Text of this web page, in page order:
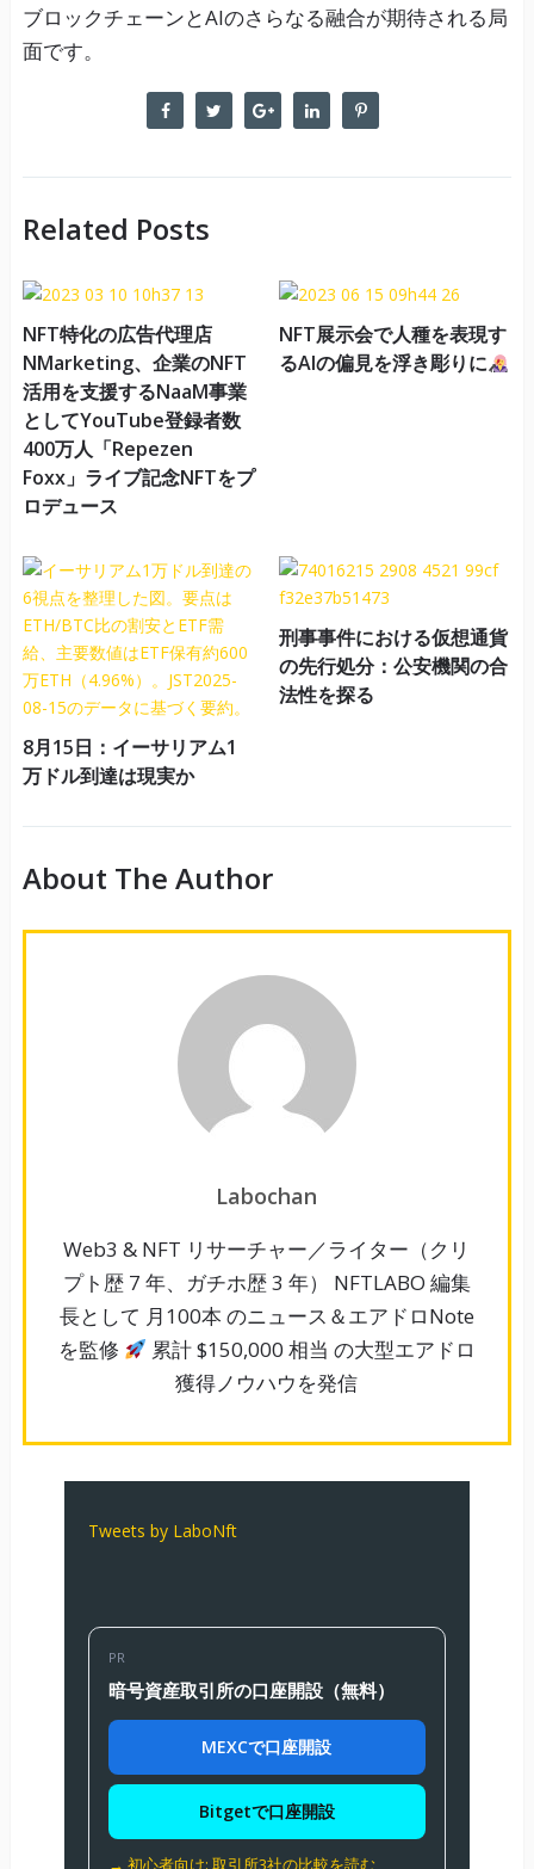
ブロックチェーンとAIのさらなる融合が期待される局
面です。
Related Posts
NFT特化の広告代理店
NMarketing、企業のNFT
活用を支援するNaaM事業
としてYouTube登録者数
400万人「Repezen
Foxx」ライブ記念NFTをプ
ロデュース
NFT展示会で人種を表現す
るAIの偏見を浮き彫りに
8月15日：イーサリアム1
万ドル到達は現実か
刑事事件における仮想通貨
の先行処分：公安機関の合
法性を探る
About The Author
Labochan
Web3 & NFT リサーチャー／ライター（クリ
プト歴 7 年、ガチホ歴 3 年） NFTLABO 編集
長として 月100本 のニュース＆エアドロNote
を監修
累計 $150,000 相当 の大型エアドロ
獲得ノウハウを発信
Tweets by LaboNft
PR
暗号資産取引所の口座開設（無料）
MEXCで口座開設
Bitgetで口座開設
→ 初心者向け: 取引所3社の比較を読む